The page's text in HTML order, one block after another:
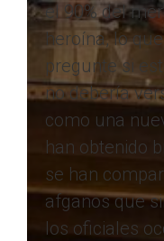
el 90% del
heroína, lo
pregunte si
no debería
como una
han obtenido
se han
afganos que
los oficiales